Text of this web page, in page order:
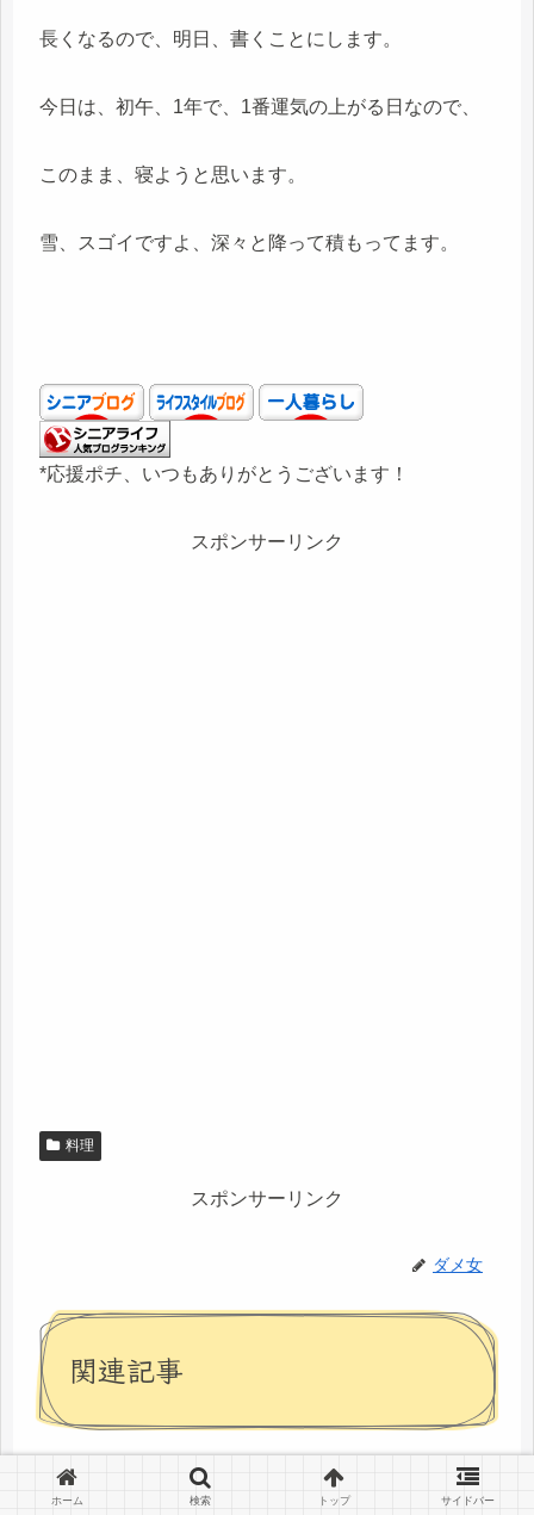
長くなるので、明日、書くことにします。
今日は、初午、1年で、1番運気の上がる日なので、
このまま、寝ようと思います。
雪、スゴイですよ、深々と降って積もってます。
*応援ポチ、いつもありがとうございます！
スポンサーリンク
料理
スポンサーリンク
ダメ女
関連記事
料理 メバルの煮付け、幸せの匂い
今日は肌寒かった・・・気温の寒暖差
ホーム 検索 トップ サイドバー